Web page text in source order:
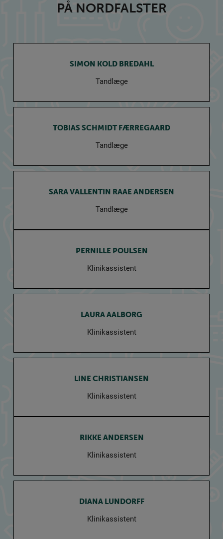
PÅ NORDFALSTER
SIMON KOLD BREDAHL
Tandlæge
TOBIAS SCHMIDT FÆRREGAARD
Tandlæge
SARA VALLENTIN RAAE ANDERSEN
Tandlæge
PERNILLE POULSEN
Klinikassistent
LAURA AALBORG
Klinikassistent
LINE CHRISTIANSEN
Klinikassistent
RIKKE ANDERSEN
Klinikassistent
DIANA LUNDORFF
Klinikassistent